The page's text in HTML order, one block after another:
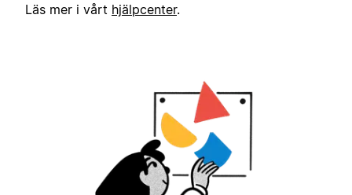
Läs mer i vårt hjälpcenter.